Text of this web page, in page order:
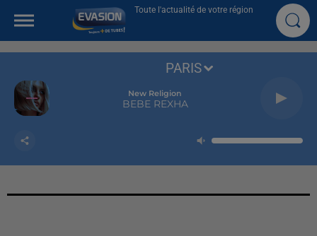
Toute l'actualité de votre région
New Religion
BEBE REXHA
PARIS